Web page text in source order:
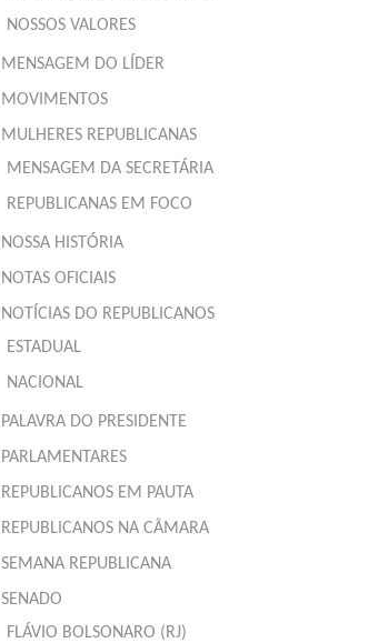
NOSSOS VALORES
MENSAGEM DO LÍDER
MOVIMENTOS
MULHERES REPUBLICANAS
MENSAGEM DA SECRETÁRIA
REPUBLICANAS EM FOCO
NOSSA HISTÓRIA
NOTAS OFICIAIS
NOTÍCIAS DO REPUBLICANOS
ESTADUAL
NACIONAL
PALAVRA DO PRESIDENTE
PARLAMENTARES
REPUBLICANOS EM PAUTA
REPUBLICANOS NA CÂMARA
SEMANA REPUBLICANA
SENADO
FLÁVIO BOLSONARO (RJ)